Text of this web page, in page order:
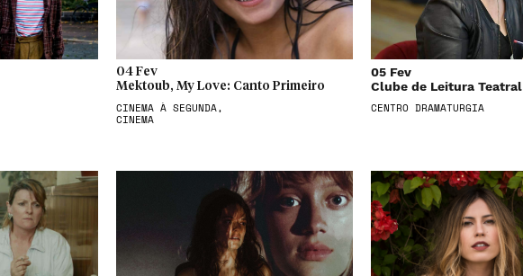
04 Fev
Mektoub, My Love: Canto Primeiro
CINEMA À SEGUNDA,
CINEMA
05 Fev
Clube de Leitura Teatral
CENTRO DRAMATURGIA